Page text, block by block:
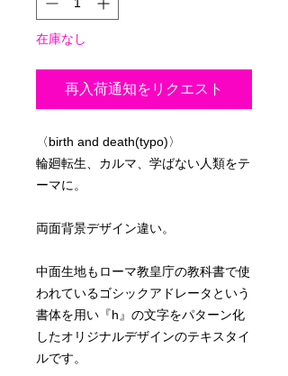
在庫なし
再入荷通知をリクエスト
〈birth and death(typo)〉
輪廻転生、カルマ、学ばない人類をテ
ーマに。
両面背景デザイン違い。
中面生地もローマ教皇庁の教科書で使
われているゴシックアドレータという
書体を用い『h』の文字をパターン化
したオリジナルデザインのテキスタイ
ルです。